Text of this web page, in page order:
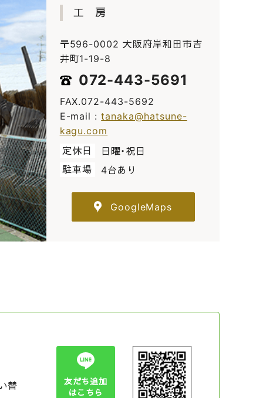
工 房
〒596-0002 大阪府岸和田市吉
井町1-19-8
072-443-5691
FAX.072-443-5692
E-mail :tanaka@hatsune-
kagu.com
定休日
日曜・祝日
駐車場
4台あり
GoogleMaps
替
友だち追加
はこちら